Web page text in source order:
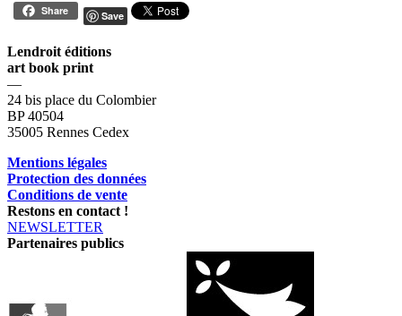
Share Save
Lendroit éditions
art book print
—
24 bis place du Colombier
BP 40504
35005 Rennes Cedex
Mentions légales
Protection des données
Conditions de vente
Restons en contact !
NEWSLETTER
Partenaires publics